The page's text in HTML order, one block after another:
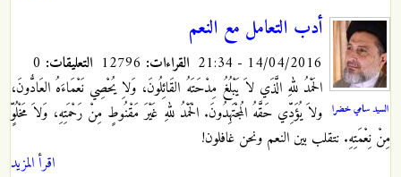
السيد سامي خضرا
أدب التعامل مع النعم
14/04/2016 - 21:34 القراءات: التعليقات:
الحَمْدُ للهِ الَّذَي لاَ يَبْلُغُ مِدْحَتَهُ القَائِلُونَ، وَلاِ يُحْصِي نَعْمَاءَهُ العَادُّونَ،
ولاَ يُؤَدِّي حَقَّهُ الُمجْتَهِدُونَ‏. الْحَمْدُ للهِ غَيْرَ مَقْنُوطٍ مِنْ رَحْمَتِهِ، وَلاَ مَخْلُوٍّ
مِنْ نِعْمَتِهِ.‏ نتقلب بين النعم ونحن غافلون!‏
اقرأ المزيد